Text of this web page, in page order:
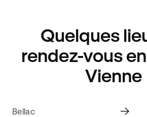
Quelques
rendez-vous
Vienne
Bellac